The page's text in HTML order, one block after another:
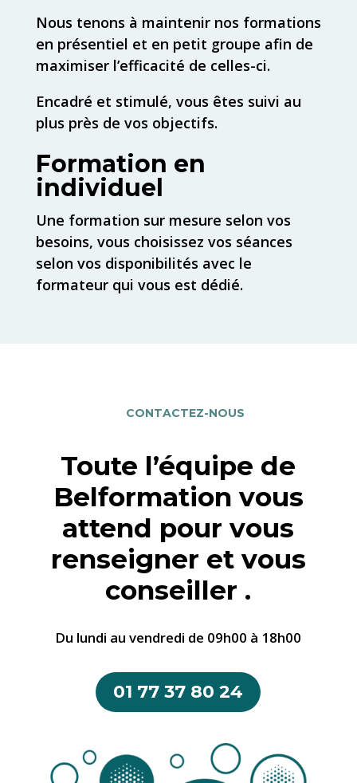
Nous tenons à maintenir nos formations
en présentiel et en petit groupe afin de
maximiser l’efficacité de celles-ci.
Encadré et stimulé, vous êtes suivi au
plus près de vos objectifs.
Formation en
individuel
Une formation sur mesure selon vos
besoins, vous choisissez vos séances
selon vos disponibilités avec le
formateur qui vous est dédié.
CONTACTEZ-NOUS
Toute l’équipe de
Belformation vous
attend pour vous
renseigner et vous
conseiller .
Du lundi au vendredi de 09h00 à 18h00
01 77 37 80 24